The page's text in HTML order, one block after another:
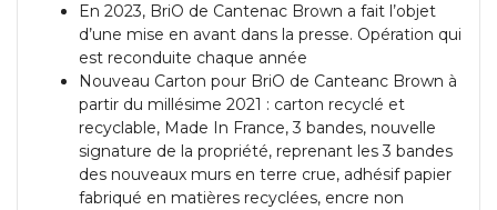
En 2023, BriO de Cantenac Brown a fait l’objet
d’une mise en avant dans la presse. Opération qui
est reconduite chaque année
Nouveau Carton pour BriO de Canteanc Brown à
partir du millésime 2021 : carton recyclé et
recyclable, Made In France, 3 bandes, nouvelle
signature de la propriété, reprenant les 3 bandes
des nouveaux murs en terre crue, adhésif papier
fabriqué en matières recyclées, encre non